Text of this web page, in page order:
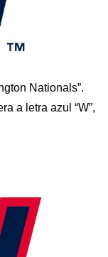
Nationals”.
a letra azul “W”,